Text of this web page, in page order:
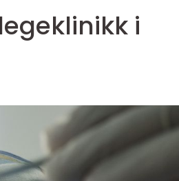
i